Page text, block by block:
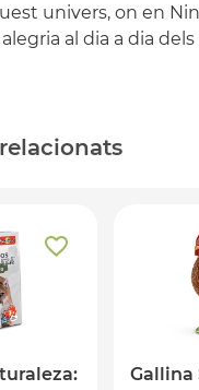
univers, on en
al dia a dia
Gallina